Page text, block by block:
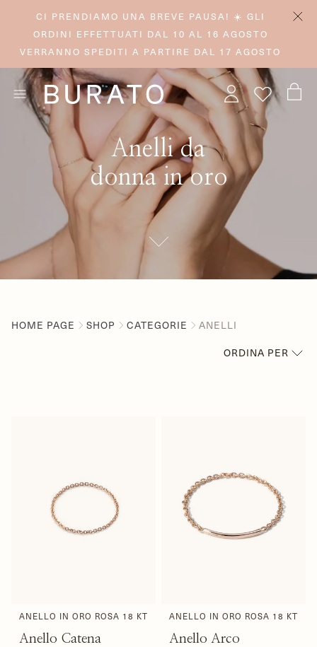
CI PRENDIAMO UNA BREVE PAUSA! ☀️ GLI
ORDINI EFFETTUATI DAL 10 AL 16 AGOSTO
VERRANNO SPEDITI A PARTIRE DAL 17 AGOSTO
Anelli da
donna in oro
HOME PAGE SHOP CATEGORIE ANELLI
ORDINA PER
IN ORDINE ALFABETICO,
Z-A
PREZZO CRESCENTE
PREZZO DECRESCENTE
ANELLO IN ORO ROSA 18 KT
Anello Catena
ANELLO IN ORO ROSA 18 KT
Anello Arco